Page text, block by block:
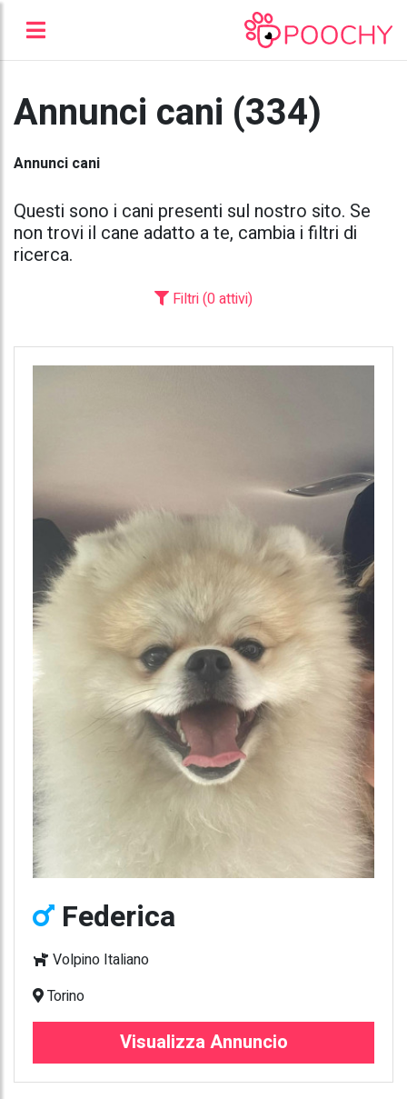
Annunci cani (334)
Annunci cani
Questi sono i cani presenti sul nostro sito. Se
non trovi il cane adatto a te, cambia i filtri di
ricerca.
Filtri (0 attivi)
Federica
Volpino Italiano
Torino
Visualizza Annuncio